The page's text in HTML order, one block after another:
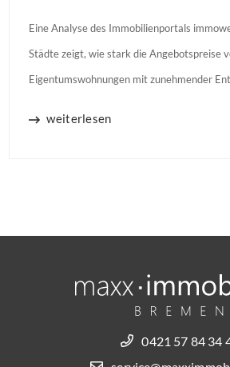
Eine Analyse des Immobilienportals
Städte zeigt, wie stark die Angebotspreise
Eigentumswohnungen mit zunehmender
weiterlesen
0421 57 84 34